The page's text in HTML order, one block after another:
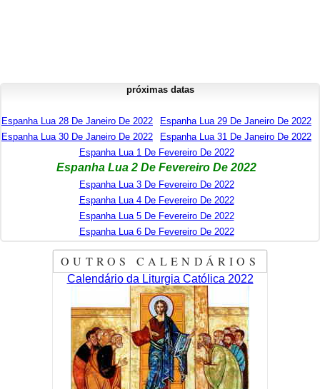
próximas datas
Espanha Lua 28 De Janeiro De 2022
Espanha Lua 29 De Janeiro De 2022
Espanha Lua 30 De Janeiro De 2022
Espanha Lua 31 De Janeiro De 2022
Espanha Lua 1 De Fevereiro De 2022
Espanha Lua 2 De Fevereiro De 2022
Espanha Lua 3 De Fevereiro De 2022
Espanha Lua 4 De Fevereiro De 2022
Espanha Lua 5 De Fevereiro De 2022
Espanha Lua 6 De Fevereiro De 2022
OUTROS CALENDÁRIOS
Calendário da Liturgia Católica 2022